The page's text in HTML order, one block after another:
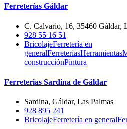
Ferreterías Gáldar
C. Calvario, 16, 35460 Gáldar,
928 55 16 51
BricolajeFerretería en
generalFerreteríasHerramientas
construcciónPintura
Ferreterias Sardina de Gáldar
Sardina, Gáldar, Las Palmas
928 895 241
BricolajeFerretería en general